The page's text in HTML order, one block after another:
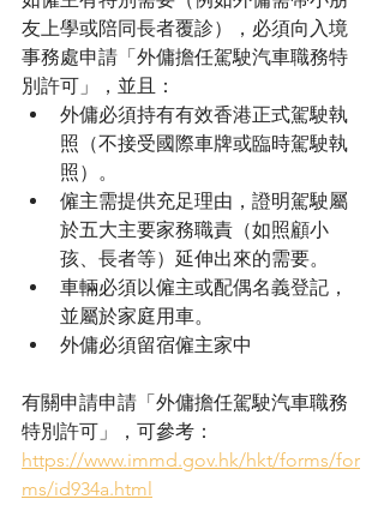
友上學或陪同長者覆診），必須向入境
事務處申請「外傭擔任駕駛汽車職務特
別許可」，並且：
外傭必須持有有效香港正式駕駛執
照（不接受國際車牌或臨時駕駛執
照）。
僱主需提供充足理由，證明駕駛屬
於五大主要家務職責（如照顧小
孩、長者等）延伸出來的需要。
車輛必須以僱主或配偶名義登記，
並屬於家庭用車。
外傭必須留宿僱主家中
有關申請申請「外傭擔任駕駛汽車職務
特別許可」，可參考：
https://www.immd.gov.hk/hkt/forms/for
ms/id934a.html